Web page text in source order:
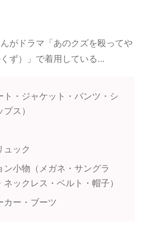
がドラマ「あのクズを殴ってや
ず）」で着用している…
ト・ジャケット・パンツ・シ
ス）
ュック
ン小物（メガネ・サングラ
ネックレス・ベルト・帽子）
カー・ブーツ